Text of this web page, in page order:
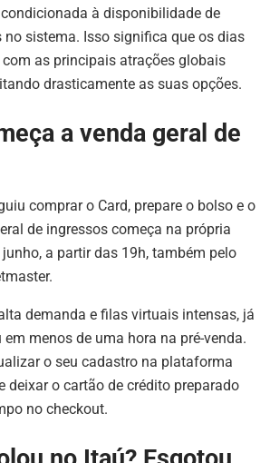
à disponibilidade de
no sistema. Isso significa que os dias
as principais atrações globais
drasticamente as suas opções.
a venda geral de
comprar o Card, prepare o bolso e o
de ingressos começa na própria
a partir das 19h, também pelo
demanda e filas virtuais intensas, já
menos de uma hora na pré-venda.
o seu cadastro na plataforma
deixar o cartão de crédito preparado
no checkout.